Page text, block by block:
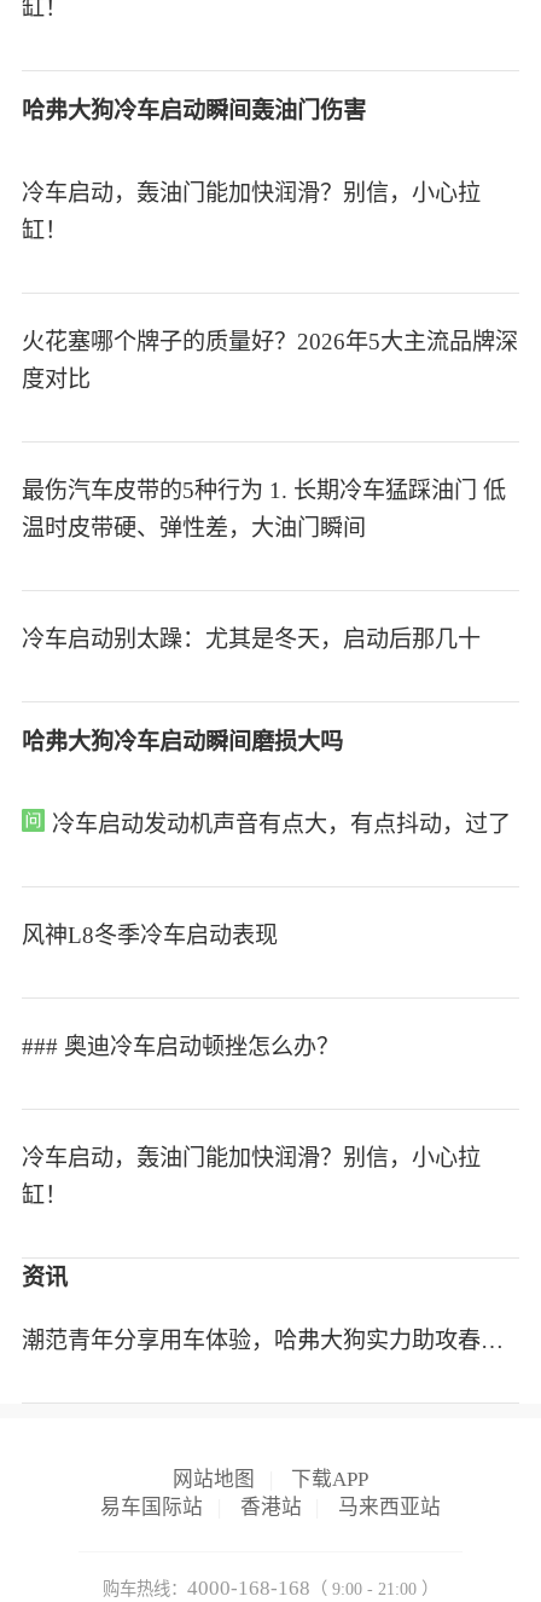
缸！
哈弗大狗冷车启动瞬间轰油门伤害
冷车启动，轰油门能加快润滑？别信，小心拉
缸！
火花塞哪个牌子的质量好？2026年5大主流品牌深
度对比
最伤汽车皮带的5种行为 1. 长期冷车猛踩油门 低
温时皮带硬、弹性差，大油门瞬间
冷车启动别太躁：尤其是冬天，启动后那几十
哈弗大狗冷车启动瞬间磨损大吗
冷车启动发动机声音有点大，有点抖动，过了
风神L8冬季冷车启动表现
### 奥迪冷车启动顿挫怎么办？
冷车启动，轰油门能加快润滑？别信，小心拉
缸！
资讯
潮范青年分享用车体验，哈弗大狗实力助攻春季踏青行
网站地图
下载APP
易车国际站
香港站 马来西亚站
购车热线： 4000-168-168 （ 9:00 - 21:00 ）